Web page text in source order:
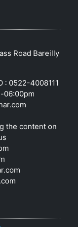
Road Bareilly
: 0522-4008111
06:00pm
the content on